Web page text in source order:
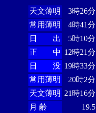
天文薄明
3時26分
常用薄明
4時41分
日 出
5時10分
正 中 12時21分
日 没 19時33分
常用薄明
20時2分
天文薄明 21時16分
月 齢
19.5